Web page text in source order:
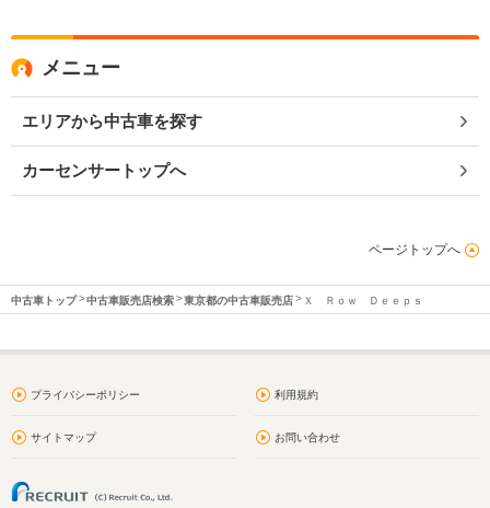
メニュー
エリアから中古車を探す
カーセンサートップへ
ページトップへ
中古車トップ 中古車販売店検索 東京都の中古車販売店 Ｘ Ｒｏｗ Ｄｅｅｐｓ
プライバシーポリシー 利用規約
サイトマップ お問い合わせ